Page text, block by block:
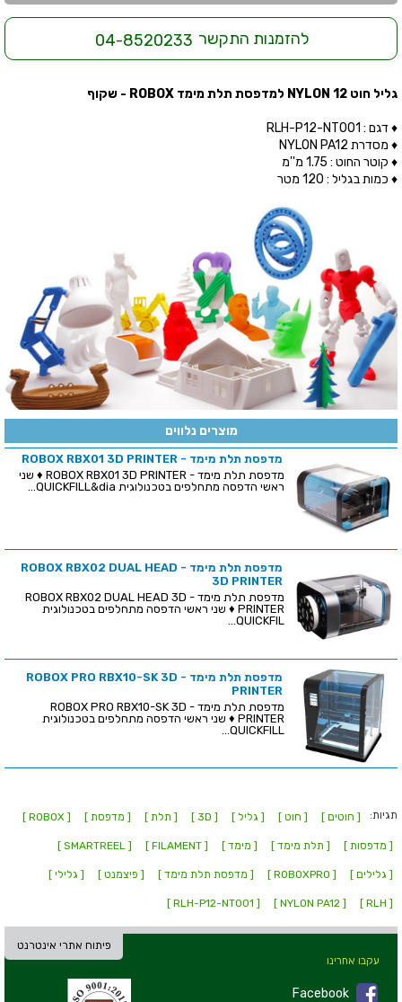
להזמנות התקשר 04-8520233
גליל חוט NYLON 12 למדפסת תלת מימד ROBOX - שקוף
♦ דגם : RLH-P12-NT001
♦ מסדרת NYLON PA12
♦ קוטר החוט : 1.75 מ''מ
♦ כמות בגליל : 120 מטר
מוצרים נלווים
מדפסת תלת מימד - ROBOX RBX01 3D PRINTER
מדפסת תלת מימד - ROBOX RBX01 3D PRINTER ♦ שני
ראשי הדפסה מתחלפים בטכנולוגית QUICKFILL&dia...
מדפסת תלת מימד - ROBOX RBX02 DUAL HEAD
3D PRINTER
מדפסת תלת מימד - ROBOX RBX02 DUAL HEAD 3D
PRINTER ♦ שני ראשי הדפסה מתחלפים בטכנולוגית
QUICKFIL...
מדפסת תלת מימד - ROBOX PRO RBX10-SK 3D
PRINTER
מדפסת תלת מימד - ROBOX PRO RBX10-SK 3D
PRINTER ♦ שני ראשי הדפסה מתחלפים בטכנולוגית
QUICKFILL...
תגיות: [ חוטים ] [ חוט ] [ גליל ] [ 3D ] [ תלת ] [ מדפסת ] [ ROBOX ]
[ מדפסות ] [ תלת מימד ] [ מימד ] [ FILAMENT ]
[ SMARTREEL ]
[ גלילים ] [ ROBOXPRO ] [ מדפסת תלת מימד ] [ פיצמנט ] [ גלילי ]
[ RLH ]
[ NYLON PA12 ]
[ RLH-P12-NT001 ]
פיתוח אתרי אינטרנט
עקבו אחרינו
Facebook